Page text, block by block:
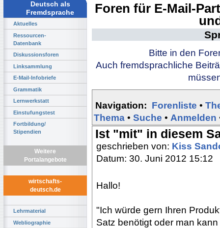
Deutsch als
Fremdsprache
Aktuelles
Ressourcen-
Datenbank
Diskussionsforen
Linksammlung
E-Mail-Infobriefe
Grammatik
Lernwerkstatt
Einstufungstest
Fortbildung/
Stipendien
Weitere
Portalangebote
wirtschafts-
deutsch.de
Lehrmaterial
Webliographie
Foren für E-Mail-
Bitte in den
Auch fremdsprachliche
Navigation: Forenliste •
Thema • Suche • Anmelden
Ist "mit" in diesem
geschrieben von: Kiss
Datum: 30. Juni 2012 15:12
Hallo!
"Ich würde gern Ihren
Satz benötigt oder man